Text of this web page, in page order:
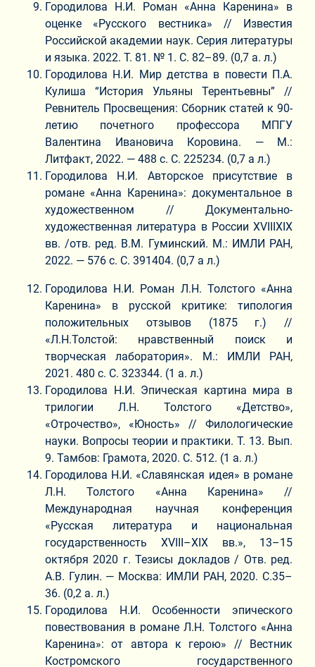
Городилова Н.И. Роман «Анна Каренина» в
оценке «Русского вестника» // Известия
Российской академии наук. Серия литературы
и языка. 2022. Т. 81. № 1. С. 82–89. (0,7 а. л.)
Городилова Н.И. Мир детства в повести П.А.
Кулиша “История Ульяны Терентьевны” //
Ревнитель Просвещения: Сборник статей к 90-
летию почетного профессора МПГУ
Валентина Ивановича Коровина. — М.:
Литфакт, 2022. — 488 с. С. 225234. (0,7 а л.)
Городилова Н.И. Авторское присутствие в
романе «Анна Каренина»: документальное в
художественном // Документально-
художественная литература в России XVIIIXIX
вв. /отв. ред. В.М. Гуминский. М.: ИМЛИ РАН,
2022. — 576 с. С. 391404. (0,7 а л.)
Городилова Н.И. Роман Л.Н. Толстого «Анна
Каренина» в русской критике: типология
положительных отзывов (1875 г.) //
«Л.Н.Толстой: нравственный поиск и
творческая лаборатория». М.: ИМЛИ РАН,
2021. 480 с. С. 323344. (1 а. л.)
Городилова Н.И. Эпическая картина мира в
трилогии Л.Н. Толстого «Детство»,
«Отрочество», «Юность» // Филологические
науки. Вопросы теории и практики. Т. 13. Вып.
9. Тамбов: Грамота, 2020. С. 512. (1 а. л.)
Городилова Н.И. «Славянская идея» в романе
Л.Н. Толстого «Анна Каренина» //
Международная научная конференция
«Русская литература и национальная
государственность XVIII–XIX вв.», 13–15
октября 2020 г. Тезисы докладов / Отв. ред.
А.В. Гулин. — Москва: ИМЛИ РАН, 2020. С.35–
36. (0,2 а. л.)
Городилова Н.И. Особенности эпического
повествования в романе Л.Н. Толстого «Анна
Каренина»: от автора к герою» // Вестник
Костромского государственного